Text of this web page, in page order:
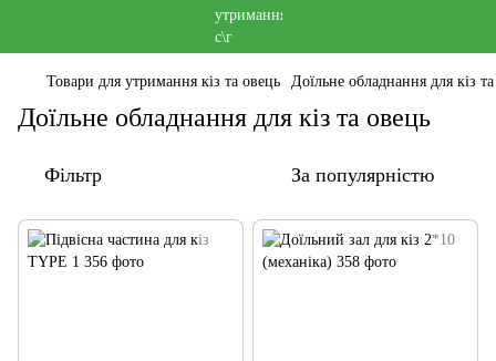
Товари для утримання кіз та овець Доїльне обладнання для кіз
Доїльне обладнання для кіз та овець
Фільтр За популярністю